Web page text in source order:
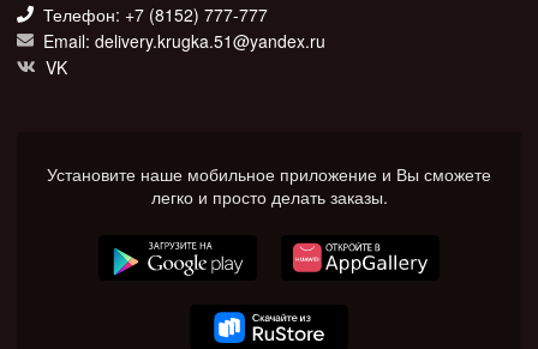
Телефон: +7 (8152) 777-777
Email: delivery.krugka.51@yandex.ru
VK
Установите наше мобильное приложение и Вы сможете
легко и просто делать заказы.